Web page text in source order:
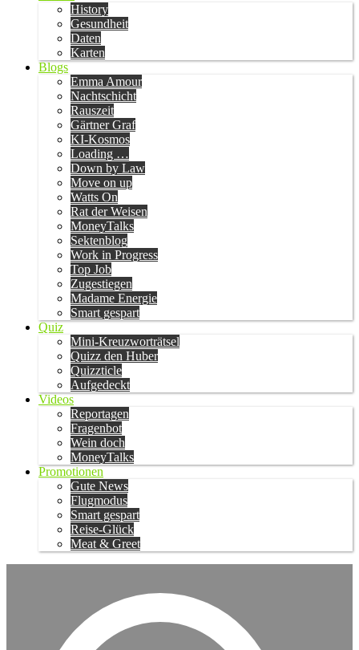
History
Gesundheit
Daten
Karten
Blogs
Emma Amour
Nachtschicht
Rauszeit
Gärtner Graf
KI-Kosmos
Loading …
Down by Law
Move on up
Watts On
Rat der Weisen
MoneyTalks
Sektenblog
Work in Progress
Top Job
Zugestiegen
Madame Energie
Smart gespart
Quiz
Mini-Kreuzworträtsel
Quizz den Huber
Quizzticle
Aufgedeckt
Videos
Reportagen
Fragenbot
Wein doch
MoneyTalks
Promotionen
Gute News
Flugmodus
Smart gespart
Reise-Glück
Meat & Greet